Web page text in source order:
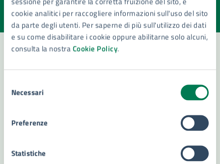
cookie analitici per raccogliere informazioni sull'uso del sito
da parte degli utenti. Per saperne di più sull'utilizzo dei dati
e su come disabilitare i cookie oppure abilitarne solo alcuni,
consulta la nostraCookie Policy.
delNecessari
Preferenze
Statistiche
Valuta la chiarezza delle informazioni (da 1 a 5 stelle)
Seleziona il numero di stelle per valutare la chiarezza delle
Valuta 5 stelle su 5
Valuta 4 stelle su 5
Valuta 3 stelle su 5
Valuta 2 stelle su 5
Valuta 1 stelle su 5
Leggi le domande frequenti
Prenota appuntamento